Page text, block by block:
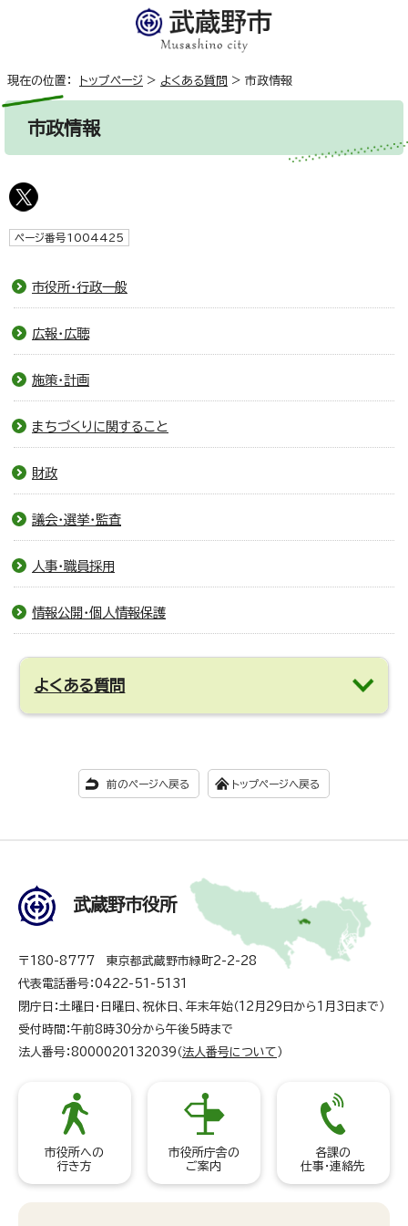
現在の位置： トップページ > よくある質問 > 市政情報
市政情報
ページ番号1004425
市役所・行政一般
広報・広聴
施策・計画
まちづくりに関すること
財政
議会・選挙・監査
人事・職員採用
情報公開・個人情報保護
よくある質問
前のページへ戻る トップページへ戻る
武蔵野市役所
〒180-8777 東京都武蔵野市緑町2-2-28
代表電話番号：0422-51-5131
閉庁日：土曜日・日曜日、祝休日、年末年始（12月29日から1月3日まで）
受付時間：午前8時30分から午後5時まで
法人番号：8000020132039（ 法人番号について ）
市役所への
行き方
市役所庁舎の
ご案内
各課の
仕事・連絡先